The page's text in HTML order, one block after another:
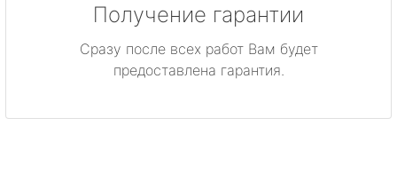
Получение гарантии
Сразу после всех работ Вам будет
предоставлена гарантия.